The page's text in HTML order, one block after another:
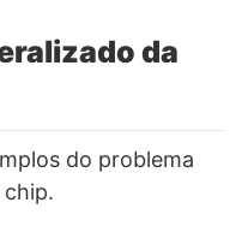
da
do problema
chip.